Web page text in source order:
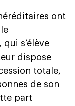
ont
s’élève
dispose
totale,
de son
part